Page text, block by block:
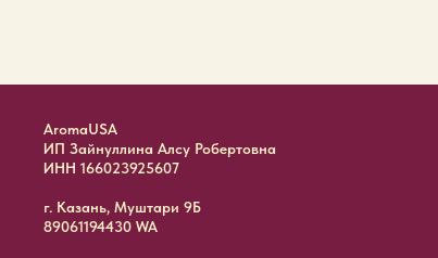
AromaUSA
ИП Зайнуллина Алсу Робертовна
ИНН 166023925607
г. Казань, Муштари 9Б
89061194430 WA